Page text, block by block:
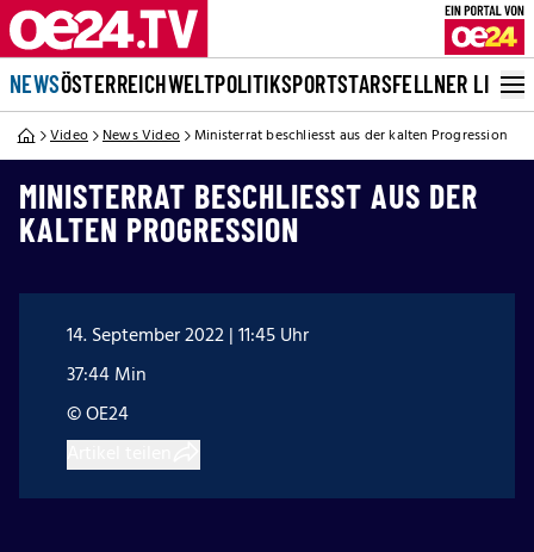
NEWSÖSTERREICHWELTPOLITIKSPORTSTARSFELLNER LIVE
Video News Video Ministerrat beschliesst aus der kalten Progression
MINISTERRAT BESCHLIESST AUS DER
KALTEN PROGRESSION
14. September 2022 | 11:45 Uhr
37:44 Min
© OE24